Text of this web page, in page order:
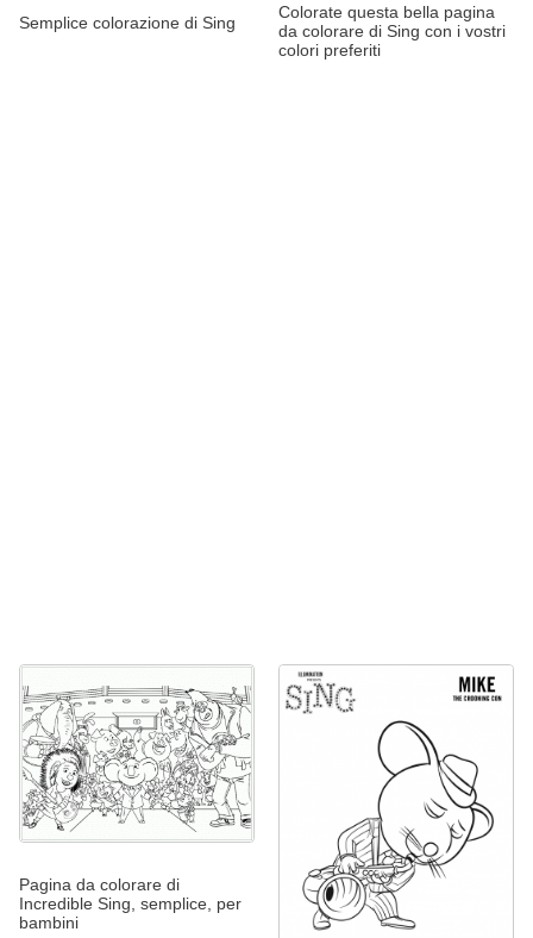
Semplice colorazione di Sing
Colorate questa bella pagina
da colorare di Sing con i vostri
colori preferiti
Pagina da colorare di
Incredible Sing, semplice, per
bambini